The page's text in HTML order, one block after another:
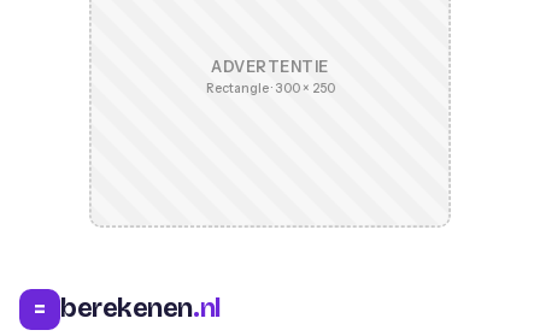
ADVERTENTIE
Rectangle · 300 × 250
= berekenen.nl